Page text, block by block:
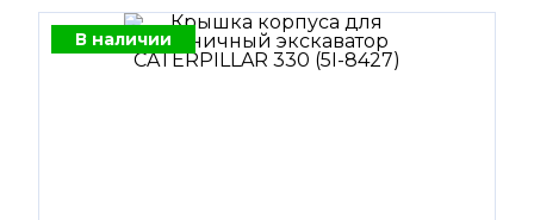
В наличии